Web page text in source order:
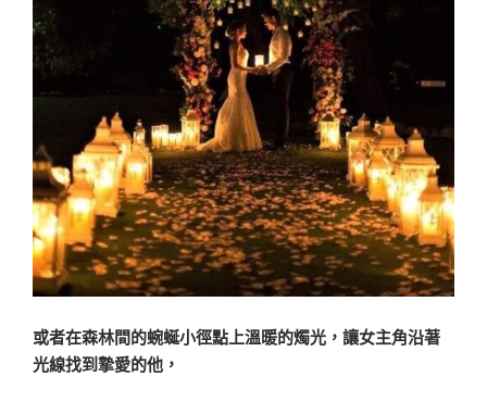
或者在森林間的蜿蜒小徑點上溫暖的燭光，讓女主角沿著
光線找到摯愛的他，